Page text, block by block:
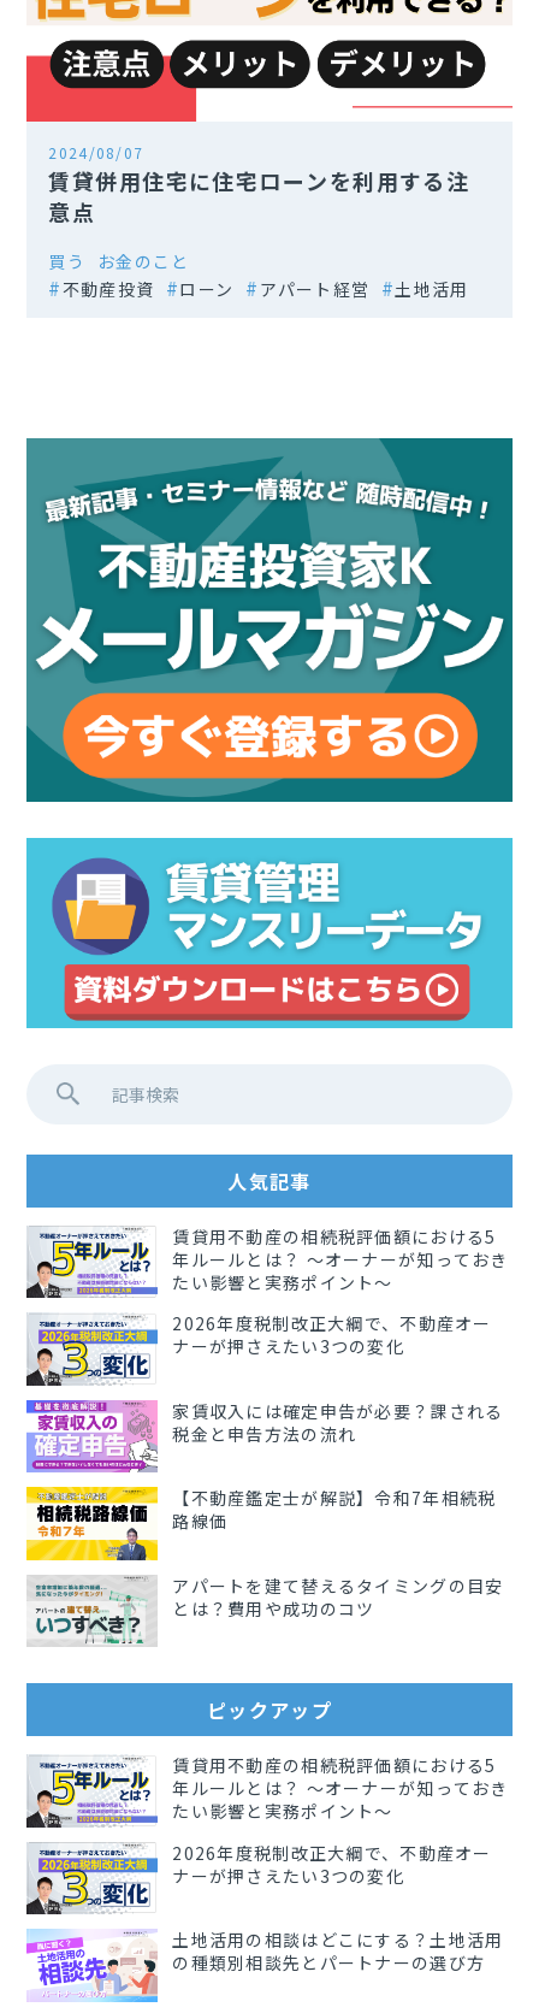
2024/08/07
賃貸併用住宅に住宅ローンを利用する注
意点
買う
お金のこと
不動産投資
ローン アパート経営 土地活用
人気記事
賃貸用不動産の相続税評価額における5
年ルールとは？ 〜オーナーが知っておき
たい影響と実務ポイント〜
2026年度税制改正大綱で、不動産オー
ナーが押さえたい3つの変化
家賃収入には確定申告が必要？課される
税金と申告方法の流れ
【不動産鑑定士が解説】令和7年相続税
路線価
アパートを建て替えるタイミングの目安
とは？費用や成功のコツ
ピックアップ
賃貸用不動産の相続税評価額における5
年ルールとは？ 〜オーナーが知っておき
たい影響と実務ポイント〜
2026年度税制改正大綱で、不動産オー
ナーが押さえたい3つの変化
土地活用の相談はどこにする？土地活用
の種類別相談先とパートナーの選び方